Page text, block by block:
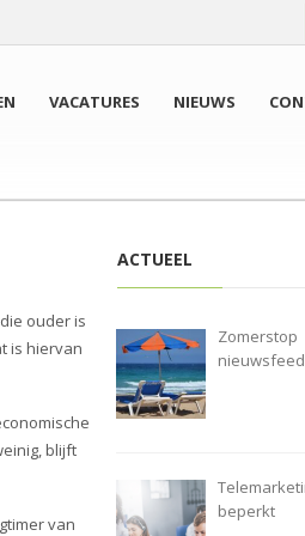
VACATURES NIEUWS
ouder is
is hiervan
blijft
van
ACTUEEL
Zomerstop
beperkt